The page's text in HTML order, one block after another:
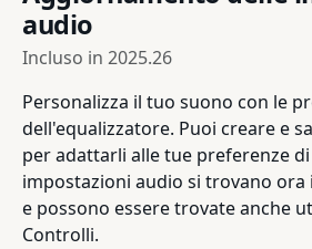
audio
Incluso in 2025.26
Personalizza il tuo suono con le
dell'equalizzatore. Puoi creare e
per adattarli alle tue preferenze
impostazioni audio si trovano ora
e possono essere trovate anche
Controlli.